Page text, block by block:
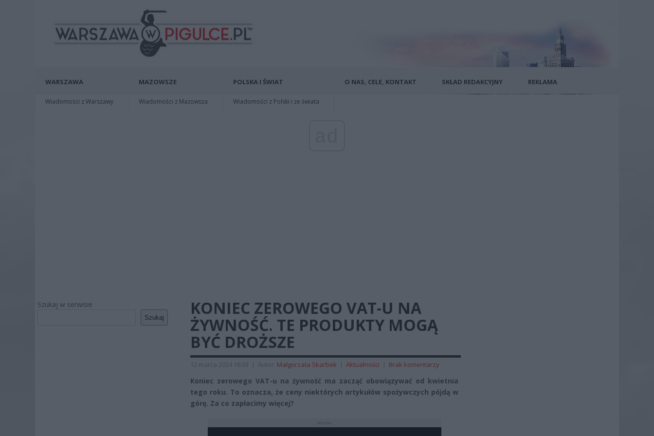
WARSZAWA
Wiadomości z Warszawy
MAZOWSZE
Wiadomości z Mazowsza
POLSKA I ŚWIAT
Wiadomości z Polski i ze świata
O NAS, CELE, KONTAKT SKŁAD REDAKCYJNY REKLAMA
Szukaj w serwisie
Szukaj
KONIEC ZEROWEGO VAT-U NA
ŻYWNOŚĆ. TE PRODUKTY MOGĄ
BYĆ DROŻSZE
12 marca 2024 18:03 | Autor: Małgorzata Skarbek | Aktualności | Brak komentarzy
Koniec zerowego VAT-u na żywność ma zacząć obowiązywać od kwietnia
tego roku. To oznacza, że ceny niektórych artykułów spożywczych pójdą w
górę. Za co zapłacimy więcej?